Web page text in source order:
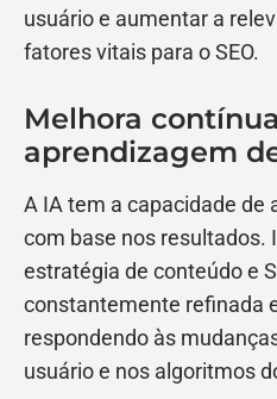
usuário e aumentar a
fatores vitais para o SEO.
Melhora
aprendizagem
A IA tem a capacidade de
com base nos resultados.
estratégia de conteúdo e
constantemente refinada
respondendo às
usuário e nos algoritmos